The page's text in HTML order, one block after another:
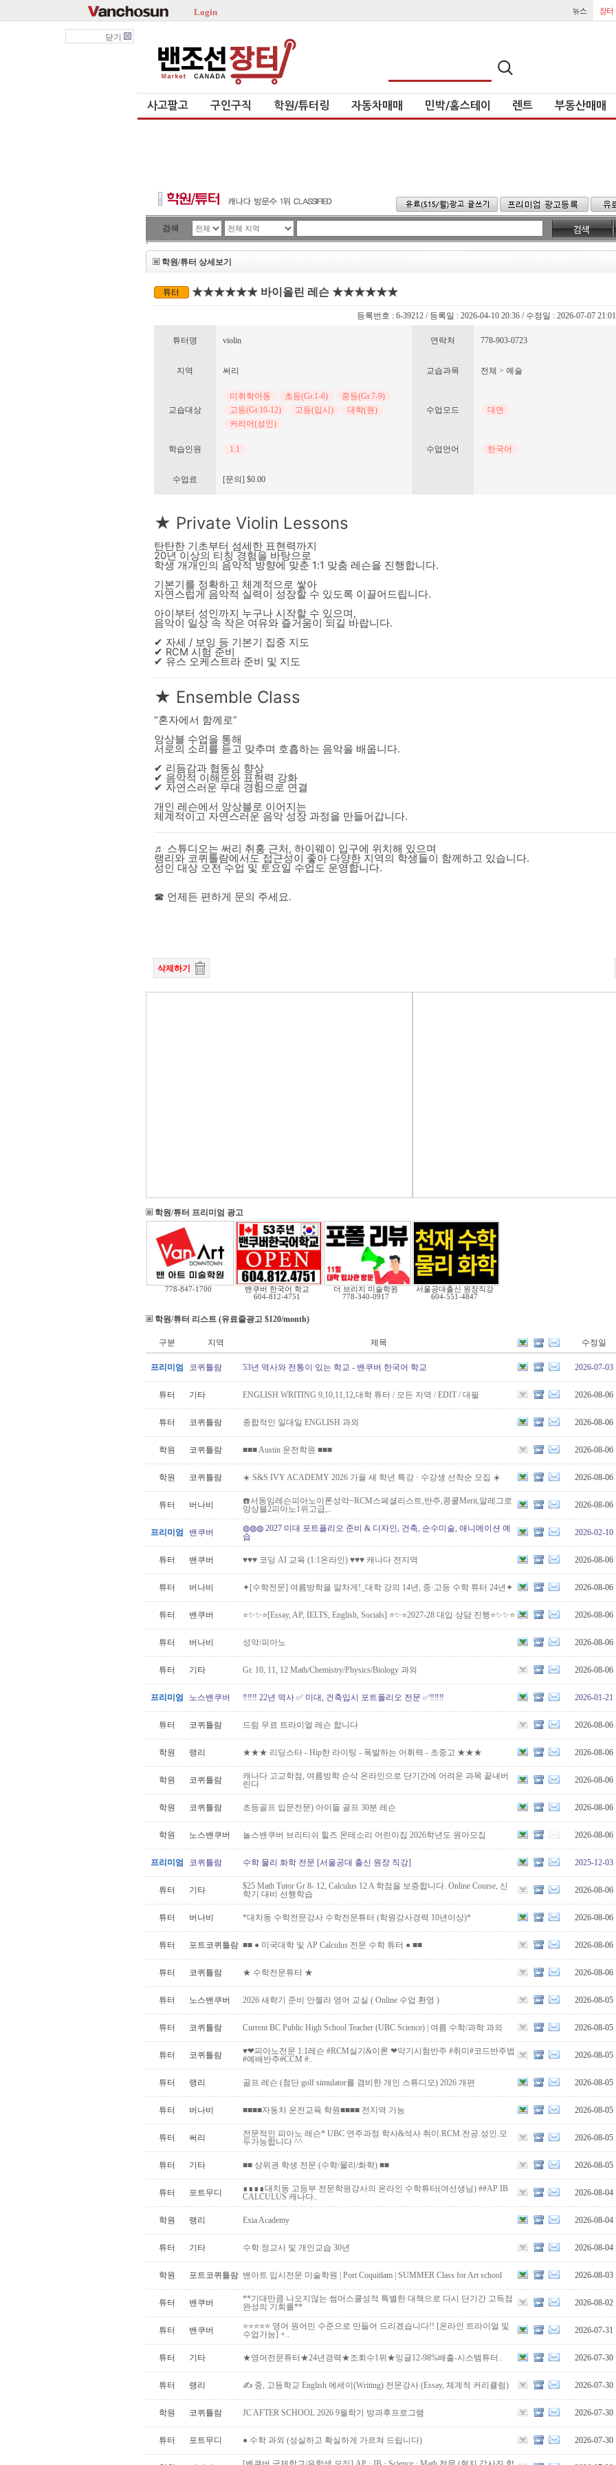
Login
닫기
사고팔고 구인구직 학원/튜터링 자동차매매 민박/홈스테이 렌트 부동산매매
검색
`
학원/튜터 상세보기
★★★★★★ 바이올린 레슨 ★★★★★★
등록번호 : 6-39212 / 등록일 : 2026-04-10 20:36 / 수정일 : 2026-07-07
튜터명 violin 연락처 778-903-0723
지역 써리 교습과목 전체 > 예술
교습대상
미취학아동 초등(Gr.1-6)
중등(Gr.7-9)
고등(Gr.10-12)
고등(입시)
대학(원)
커리어(성인)
수업모드 대면
학습인원 1:1 수업언어 한국어
수업료 [문의] $0.00
★ Private Violin Lessons
탄탄한 기초부터 섬세한 표현력까지
20년 이상의 티칭 경험을 바탕으로
학생 개개인의 음악적 방향에 맞춘 1:1 맞춤 레슨을 진행합니다.
기본기를 정확하고 체계적으로 쌓아
자연스럽게 음악적 실력이 성장할 수 있도록 이끌어드립니다.
아이부터 성인까지 누구나 시작할 수 있으며,
음악이 일상 속 작은 여유와 즐거움이 되길 바랍니다.
✔ 자세 / 보잉 등 기본기 집중 지도
✔ RCM 시험 준비
✔ 유스 오케스트라 준비 및 지도
★ Ensemble Class
“혼자에서 함께로”
앙상블 수업을 통해
서로의 소리를 듣고 맞추며 호흡하는 음악을 배웁니다.
✔ 리듬감과 협동심 향상
✔ 음악적 이해도와 표현력 강화
✔ 자연스러운 무대 경험으로 연결
개인 레슨에서 앙상블로 이어지는
체계적이고 자연스러운 음악 성장 과정을 만들어갑니다.
♬ 스튜디오는 써리 취홍 근처, 하이웨이 입구에 위치해 있으며
랭리와 코퀴틀람에서도 접근성이 좋아 다양한 지역의 학생들이 함께하고 있습니다.
성인 대상 오전 수업 및 토요일 수업도 운영합니다.
☎ 언제든 편하게 문의 주세요.
삭제하기
학원/튜터 프리미엄 광고
778-847-1700
밴쿠버 한국어 학교
604-812-4751
더 브리지 미술학원
778-340-0917
서울공대출신 원장직강
604-551-4847
학원/튜터 리스트 (유료줄광고 $120/month)
구분 지역 제목 수정일
프리미엄 코퀴틀람 53년 역사와 전통이 있는 학교 - 밴쿠버 한국어 학교 2026-07-03
튜터 기타 ENGLISH WRITING 9,10,11,12,대학 튜터 / 모든 지역 / EDIT / 대필 2026-08-06
튜터 코퀴틀람 종합적인 일대일 ENGLISH 과외 2026-08-06
학원 코퀴틀람 ■■■ Austin 운전학원 ■■■ 2026-08-06
학원 코퀴틀람 ☀️ S&S IVY ACADEMY 2026 가을 새 학년 특강 · 수강생 선착순 모집 ☀️ 2026-08-06
튜터 버나비
☎️서동임레슨피아노이론성악~RCM스페셜리스트,반주,콩쿨Merit,알레그로
앙상블2피아노1위고급,..
2026-08-06
프리미엄 밴쿠버
◍◍◍ 2027 미대 포트폴리오 준비 & 디자인, 건축, 순수미술, 애니메이션 예
습
2026-02-10
튜터 밴쿠버 ♥♥♥ 코딩 AI 교육 (1:1온라인) ♥♥♥ 캐나다 전지역 2026-08-06
튜터 버나비 ✦[수학전문] 여름방학을 알차게!_대학 강의 14년, 중·고등 수학 튜터 24년✦ 2026-08-06
튜터 밴쿠버 ⭐️✨✨⭐️[Essay, AP, IELTS, English, Socials] ⭐️✨⭐️2027-28 대입 상담 진행⭐️✨✨⭐️ 2026-08-06
튜터 버나비 성악/피아노 2026-08-06
튜터 기타 Gr. 10, 11, 12 Math/Chemistry/Physics/Biology 과외 2026-08-06
프리미엄 노스밴쿠버 ‼️‼️‼️ 22년 역사 ✅ 미대, 건축입시 포트폴리오 전문 ✅‼️‼️‼️ 2026-01-21
튜터 코퀴틀람 드럼 무료 트라이얼 레슨 합니다 2026-08-06
학원 랭리 ★★★ 리딩스타 - Hip한 라이팅 - 폭발하는 어휘력 - 초중고 ★★★ 2026-08-06
학원 코퀴틀람
캐나다 고교학점, 여름방학 순삭 온라인으로 단기간에 어려운 과목 끝내버
린다
2026-08-06
학원 코퀴틀람 초등골프 입문전문) 아이들 골프 30분 레슨 2026-08-06
학원 노스밴쿠버 놀스밴쿠버 브리티쉬 힐즈 몬테소리 어린이집 2026학년도 원아모집 2026-08-06
프리미엄 코퀴틀람 수학 물리 화학 전문 [서울공대 출신 원장 직강] 2025-12-03
튜터 기타
$25 Math Tutor Gr 8- 12, Calculus 12 A 학점을 보증합니다. Online Course, 신
학기 대비 선행학습
2026-08-06
튜터 버나비 *대치동 수학전문강사 수학전문튜터 (학원강사경력 10년이상)* 2026-08-06
튜터 포트코퀴틀람 ■■ ● 미국대학 및 AP Calculus 전문 수학 튜터 ● ■■ 2026-08-06
튜터 코퀴틀람 ★ 수학전문튜터 ★ 2026-08-06
튜터 노스밴쿠버 2026 새학기 준비 안젤라 영어 교실 ( Online 수업 환영 ) 2026-08-05
튜터 코퀴틀람 Current BC Public High School Teacher (UBC Science) | 여름 수학/과학 과외 2026-08-05
튜터 코퀴틀람
♥️❤피아노전문 1:1레슨 #RCM실기&이론 ❤악기시험반주 #취미#코드반주법
#예배반주#CCM #..
2026-08-05
튜터 랭리 골프 레슨 (첨단 golf simulator를 겸비한 개인 스튜디오) 2026 개편 2026-08-05
튜터 버나비 ■■■■자동차 운전교육 학원■■■■ 전지역 가능 2026-08-05
튜터 써리
전문적인 피아노 레슨* UBC 연주과정 학사&석사 취미.RCM.전공.성인.모
두가능합니다 ^^
2026-08-05
튜터 기타 ■■ 상위권 학생 전문 (수학/물리/화학) ■■ 2026-08-05
튜터 포트무디
∎∎∎∎대치동 고등부 전문학원강사의 온라인 수학튜터(여선생님) ##AP IB
CALCULUS 캐나다..
2026-08-04
학원 랭리 Exia Academy 2026-08-04
튜터 기타 수학 정교사 및 개인교습 30년 2026-08-04
학원 포트코퀴틀람 밴아트 입시전문 미술학원 | Port Coquitlam | SUMMER Class for Art school 2026-08-03
튜터 밴쿠버
**기대만큼 나오지않는 썸머스쿨성적 특별한 대책으로 다시 단기간 고득점
완성의 기회를**
2026-08-02
튜터 밴쿠버
⭐⭐⭐⭐⭐ 영어 원어민 수준으로 만들어 드리겠습니다!! [온라인 트라이얼 및
수업가능] +..
2026-07-31
튜터 기타 ★영어전문튜터★24년경력★조회수1위★잉글12-98%배출-시스템튜터.. 2026-07-30
튜터 랭리 ✍ 중, 고등학교 English 에세이(Writing) 전문강사 (Essay, 체계적 커리큘럼) 2026-07-30
학원 코퀴틀람 JC AFTER SCHOOL 2026 9월학기 방과후프로그램 2026-07-30
튜터 포트무디 ● 수학 과외 (성실하고 확실하게 가르쳐 드립니다) 2026-07-30